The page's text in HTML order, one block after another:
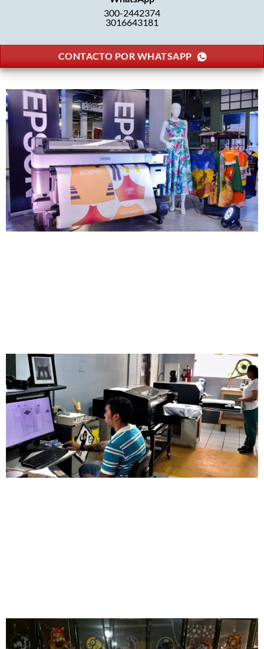
300-2442374
3016643181
CONTACTO POR WHATSAPP